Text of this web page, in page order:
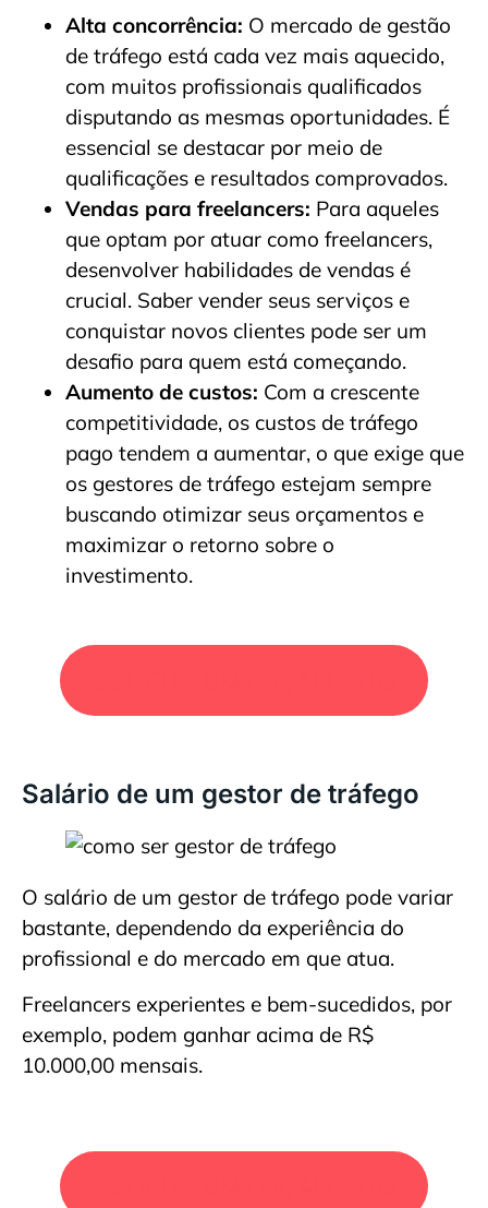
Alta concorrência: O mercado de gestão
de tráfego está cada vez mais aquecido,
com muitos profissionais qualificados
disputando as mesmas oportunidades. É
essencial se destacar por meio de
qualificações e resultados comprovados.
Vendas para freelancers: Para aqueles
que optam por atuar como freelancers,
desenvolver habilidades de vendas é
crucial. Saber vender seus serviços e
conquistar novos clientes pode ser um
desafio para quem está começando.
Aumento de custos: Com a crescente
competitividade, os custos de tráfego
pago tendem a aumentar, o que exige que
os gestores de tráfego estejam sempre
buscando otimizar seus orçamentos e
maximizar o retorno sobre o
investimento.
Salário de um gestor de tráfego
O salário de um gestor de tráfego pode variar
bastante, dependendo da experiência do
profissional e do mercado em que atua.
Freelancers experientes e bem-sucedidos, por
exemplo, podem ganhar acima de R$
10.000,00 mensais.